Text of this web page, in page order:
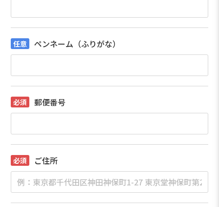
ペンネーム（ふりがな）
郵便番号
ご住所